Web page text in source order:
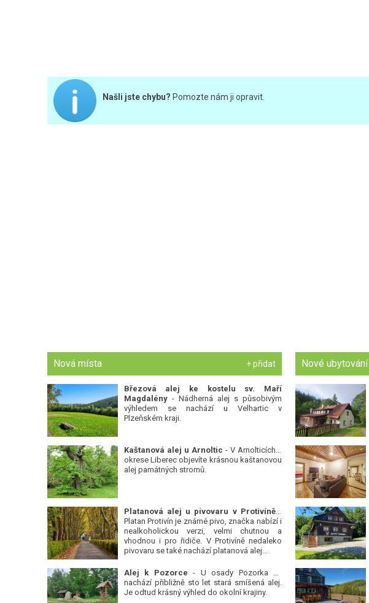
Našli jste chybu? Pomozte nám ji opravit.
Nová místa + přidat
Březová alej ke kostelu sv. Maří
Magdalény- Nádherná alej s působivým
výhledem se nachází u Velhartic v
Plzeňském kraji.
Kaštanová alej u Arnoltic - V Arnolticích v
okrese Liberec objevíte krásnou kaštanovou
alej památných stromů.
Platanová alej u pivovaru v Protivíně
-
Platan Protivín je známé pivo, značka nabízí i
nealkoholickou verzi, velmi chutnou a
vhodnou i pro řidiče. V Protivíně nedaleko
pivovaru se také nachází platanová alej...
Alej k Pozorce - U osady Pozorka se
nachází přibližně sto let stará smíšená alej.
Je odtud krásný výhled do okolní krajiny.
Nové ubytování